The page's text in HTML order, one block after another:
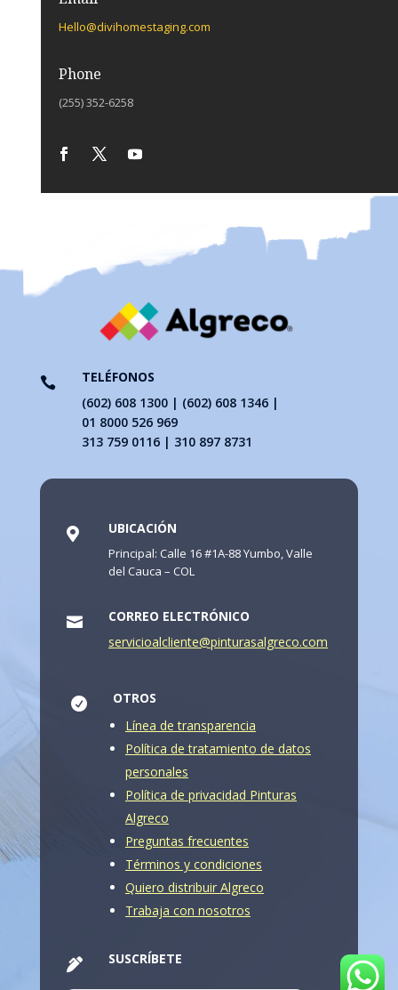
Hello@divihomestaging.com
Phone
(255) 352-6258

TELÉFONOS
(602) 608 1300 | (602) 608 1346 |
01 8000 526 969
313 759 0116 | 310 897 8731
 UBICACIÓN
Principal: Calle 16 #1A-88 Yumbo, Valle
del Cauca – COL

CORREO ELECTRÓNICO
servicioalcliente@pinturasalgreco.com

OTROS
Línea de transparencia
Política de tratamiento de datos
personales
Política de privacidad Pinturas
Algreco
Preguntas frecuentes
Términos y condiciones
Quiero distribuir Algreco
Trabaja con nosotros
 SUSCRÍBETE